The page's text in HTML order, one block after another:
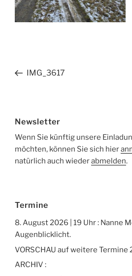
Beitragsnavigation
Vorheriger
IMG_3617
Newsletter
Wenn Sie künftig unsere
möchten, können Sie sich hier
natürlich auch wiederabmelden.
Termine
8. August 2026 | 19 Uhr : Nanne
Augenblicklicht.
VORSCHAU auf weitere Termine
ARCHIV :